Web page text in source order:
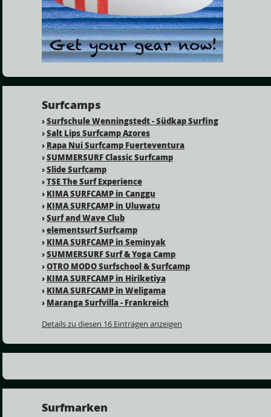
Surfcamps
›Surfschule Wenningstedt - Südkap Surfing
›Salt Lips Surfcamp Azores
› Rapa Nui Surfcamp Fuerteventura
›SUMMERSURF Classic Surfcamp
›Slide Surfcamp
›TSE The Surf Experience
› KIMA SURFCAMP in Canggu
› KIMA SURFCAMP in Uluwatu
›Surf and Wave Club
›elementsurf Surfcamp
› KIMA SURFCAMP in Seminyak
›SUMMERSURF Surf & Yoga Camp
›OTRO MODO Surfschool & Surfcamp
› KIMA SURFCAMP in Hiriketiya
› KIMA SURFCAMP in Weligama
› Maranga Surfvilla - Frankreich
Details zu diesen 16 Einträgen anzeigen
Surfmarken